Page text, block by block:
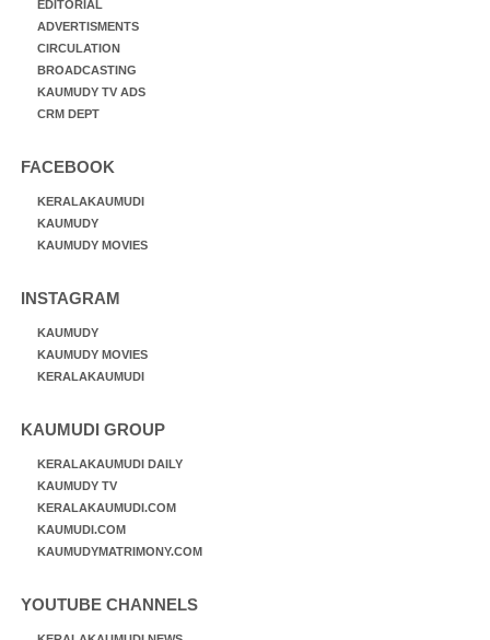
EDITORIAL
ADVERTISMENTS
CIRCULATION
BROADCASTING
KAUMUDY TV ADS
CRM DEPT
FACEBOOK
KERALAKAUMUDI
KAUMUDY
KAUMUDY MOVIES
INSTAGRAM
KAUMUDY
KAUMUDY MOVIES
KERALAKAUMUDI
KAUMUDI GROUP
KERALAKAUMUDI DAILY
KAUMUDY TV
KERALAKAUMUDI.COM
KAUMUDI.COM
KAUMUDYMATRIMONY.COM
YOUTUBE CHANNELS